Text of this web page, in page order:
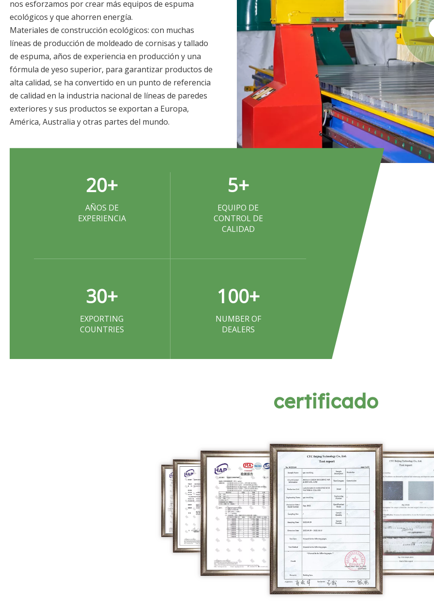
nos esforzamos por crear más equipos de espuma
ecológicos y que ahorren energía.
Materiales de construcción ecológicos: con muchas
líneas de producción de moldeado de cornisas y tallado
de espuma, años de experiencia en producción y una
fórmula de yeso superior, para garantizar productos de
alta calidad, se ha convertido en un punto de referencia
de calidad en la industria nacional de líneas de paredes
exteriores y sus productos se exportan a Europa,
América, Australia y otras partes del mundo.
20+
AÑOS DE
EXPERIENCIA
5+
EQUIPO DE
CONTROL DE
CALIDAD
30+
EXPORTING
COUNTRIES
100+
NUMBER OF
DEALERS
certificado